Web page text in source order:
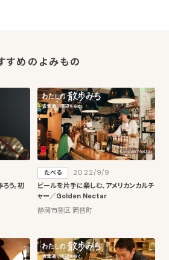
すめのよみもの
う。初
たべる
2022/9/9
ビールを片手に楽しむ、アメリカンカルチ
ャー／Golden Nectar
静岡市葵区 両替町